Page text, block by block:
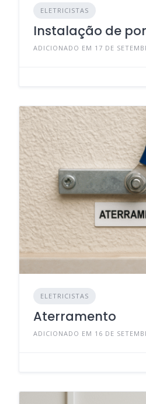
ELETRICISTAS
Instalação de
ADICIONADO EM 17 DE
ELETRICISTAS
Aterramento
ADICIONADO EM 16 DE